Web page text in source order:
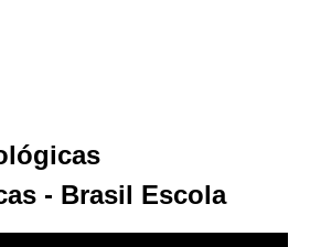
- Brasil Escola